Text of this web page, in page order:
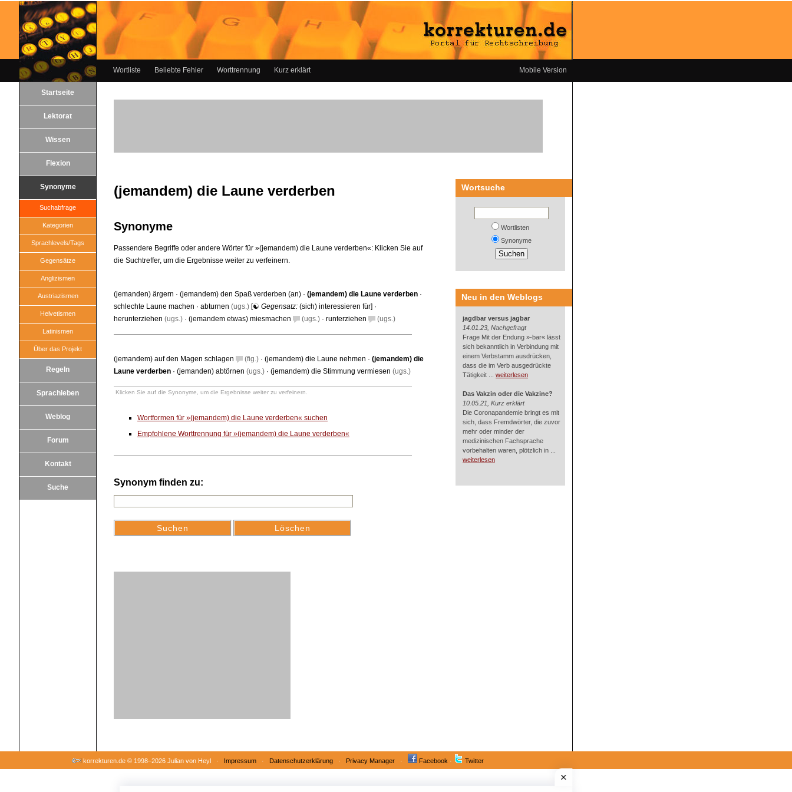
Wortliste Beliebte Fehler Worttrennung Kurz erklärt Mobile Version
Startseite
Lektorat
Wissen
Flexion
Synonyme
Suchabfrage
Kategorien
Sprachlevels/Tags
Gegensätze
Anglizismen
Austriazismen
Helvetismen
Latinismen
Über das Projekt
Regeln
Sprachleben
Weblog
Forum
Kontakt
Suche
(jemandem) die Laune verderben
Synonyme
Passendere Begriffe oder andere Wörter für »(jemandem) die Laune verderben«: Klicken Sie auf
die Suchtreffer, um die Ergebnisse weiter zu verfeinern.
(jemanden) ärgern · (jemandem) den Spaß verderben (an) · (jemandem) die Laune verderben ·
schlechte Laune machen · abturnen (ugs.) [☯ Gegensatz: (sich) interessieren für] ·
herunterziehen (ugs.) · (jemandem etwas) miesmachen (ugs.) · runterziehen (ugs.)
(jemandem) auf den Magen schlagen (fig.) · (jemandem) die Laune nehmen · (jemandem) die
Laune verderben · (jemanden) abtörnen (ugs.) · (jemandem) die Stimmung vermiesen (ugs.)
Klicken Sie auf die Synonyme, um die Ergebnisse weiter zu verfeinern.
Wortformen für »(jemandem) die Laune verderben« suchen
Empfohlene Worttrennung für »(jemandem) die Laune verderben«
Synonym finden zu:
Wortsuche
Wortlisten
Synonyme
Neu in den Weblogs
jagdbar versus jagbar
14.01.23, Nachgefragt
Frage Mit der Endung »-bar« lässt
sich bekanntlich in Verbindung mit
einem Verbstamm ausdrücken,
dass die im Verb ausgedrückte
Tätigkeit ... weiterlesen
Das Vakzin oder die Vakzine?
10.05.21, Kurz erklärt
Die Coronapandemie bringt es mit
sich, dass Fremdwörter, die zuvor
mehr oder minder der
medizinischen Fachsprache
vorbehalten waren, plötzlich in ...
weiterlesen
korrekturen.de © 1998–2026 Julian von Heyl · Impressum · Datenschutzerklärung · Privacy Manager · Facebook · Twitter